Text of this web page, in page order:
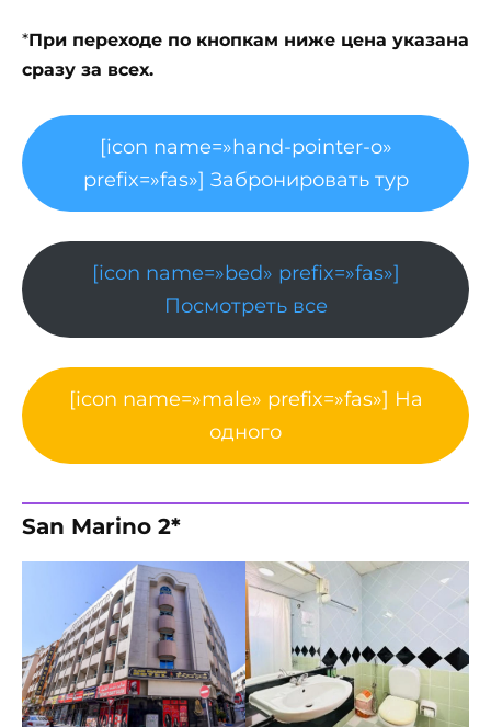
*При переходе по кнопкам ниже цена указана
сразу за всех.
[icon name=»hand-pointer-o»
prefix=»fas»] Забронировать тур
[icon name=»bed» prefix=»fas»]
Посмотреть все
[icon name=»male» prefix=»fas»] На
одного
San Marino 2*